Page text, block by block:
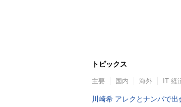
トピックス
主要 国内 海外 IT 経
川崎希 アレクとナンパで出